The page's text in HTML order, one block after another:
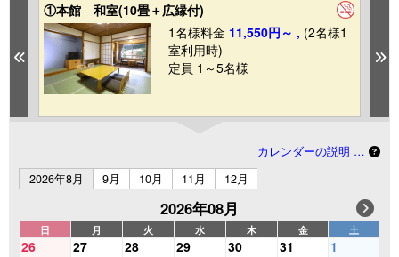
Previous
①本館 和室(10畳＋広縁付)
1名様料金 11,550円～ , (2名様1
室利用時)
定員 1～5名様
カレンダーの説明 …
2026年8月
9月 10月 11月 12月
2026年08月
日 月 火 水 木 金 土
26 27 28 29 30 31 1